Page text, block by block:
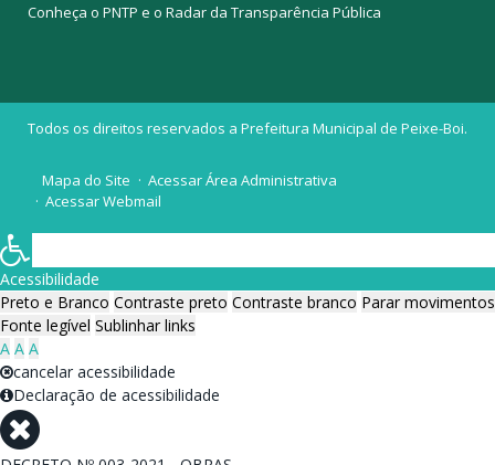
Conheça o PNTP e o Radar da Transparência Pública
Todos os direitos reservados a Prefeitura Municipal de Peixe-Boi.
Mapa do Site
Acessar Área Administrativa
Acessar Webmail
Acessibilidade
Preto e Branco Contraste preto Contraste branco Parar movimentos
Fonte legível Sublinhar links
A A A
cancelar acessibilidade
Declaração de acessibilidade